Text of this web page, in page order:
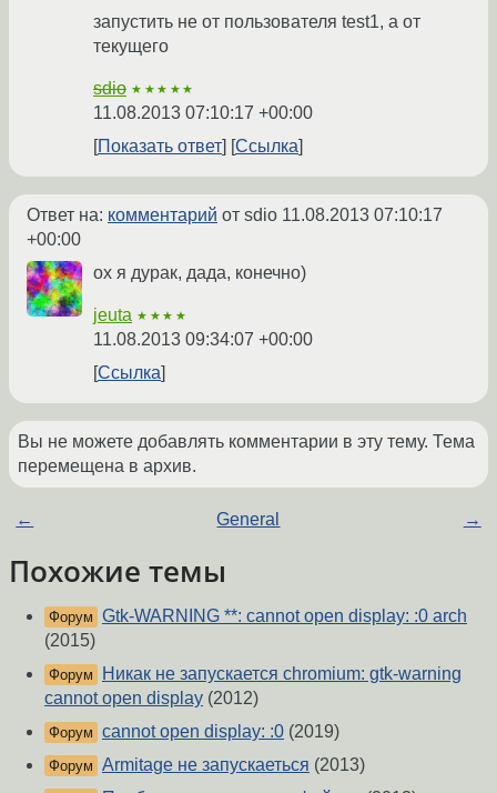
запустить не от пользователя test1, а от
текущего
sdio ★★★★★
11.08.2013 07:10:17 +00:00
Показать ответ
Ссылка
Ответ на: комментарий от sdio 11.08.2013 07:10:17
+00:00
ох я дурак, дада, конечно)
jeuta ★★★★
11.08.2013 09:34:07 +00:00
Ссылка
Вы не можете добавлять комментарии в эту тему. Тема
перемещена в архив.
← General →
Похожие темы
Форум Gtk-WARNING **: cannot open display: :0 arch
(2015)
Форум
Никак не запускается chromium: gtk-warning
cannot open display (2012)
Форум cannot open display: :0 (2019)
Форум Armitage не запускаеться (2013)